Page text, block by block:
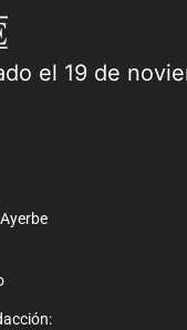
el 19 de